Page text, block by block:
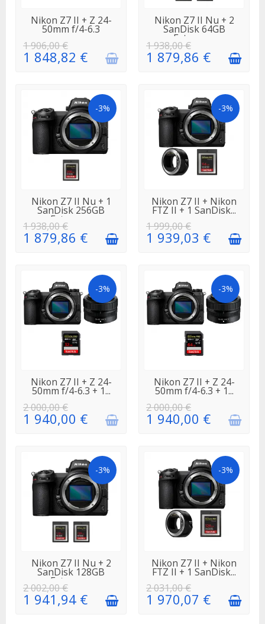
EN
RÉAPPROVISIONNEMENT
Nikon Z7 II + Z 24-
50mm f/4-6.3
1 906,00 €
1 848,82 €
EN STOCK
Nikon Z7 II Nu + 2
SanDisk 64GB
Extreme...
1 938,00 €
1 879,86 €
-3%
EN STOCK
Nikon Z7 II Nu + 1
SanDisk 256GB
Extreme...
1 938,00 €
1 879,86 €
-3%
EN STOCK
Nikon Z7 II + Nikon
FTZ II + 1 SanDisk...
1 999,00 €
1 939,03 €
-3%
EN
RÉAPPROVISIONNEMENT
Nikon Z7 II + Z 24-
50mm f/4-6.3 + 1...
2 000,00 €
1 940,00 €
-3%
EN
RÉAPPROVISIONNEMENT
Nikon Z7 II + Z 24-
50mm f/4-6.3 + 1...
2 000,00 €
1 940,00 €
-3%
EN STOCK
Nikon Z7 II Nu + 2
SanDisk 128GB
Extreme...
2 002,00 €
1 941,94 €
-3%
EN STOCK
Nikon Z7 II + Nikon
FTZ II + 1 SanDisk...
2 031,00 €
1 970,07 €